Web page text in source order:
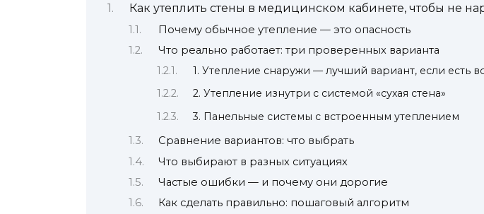
Как утеплить стены в медицинском кабинете, чтобы не
Почему обычное утепление — это опасность
Что реально работает: три проверенных варианта
1. Утепление снаружи — лучший вариант, если есть
2. Утепление изнутри с системой «сухая стена»
3. Панельные системы с встроенным утеплением
Сравнение вариантов: что выбрать
Что выбирают в разных ситуациях
Частые ошибки — и почему они дорогие
Как сделать правильно: пошаговый алгоритм